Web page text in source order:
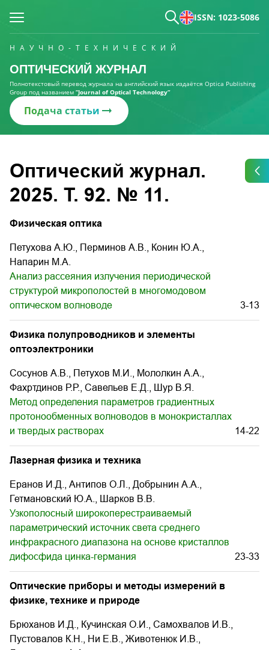
ISSN: 1023-5086
НАУЧНО-ТЕХНИЧЕСКИЙ
ОПТИЧЕСКИЙ ЖУРНАЛ
Полнотекстовый перевод журнала на английский язык издаётся Optica Publishing
Group под названием “Journal of Optical Technology“
Подача статьи
Оптический журнал.
2025. Т. 92. № 11.
Физическая оптика
Петухова А.Ю., Перминов А.В., Конин Ю.А.,
Напарин М.А.
Анализ рассеяния излучения периодической
структурой микрополостей в многомодовом
оптическом волноводе
3-13
Физика полупроводников и элементы
оптоэлектроники
Сосунов А.В., Петухов М.И., Мололкин А.А.,
Фахртдинов Р.Р., Савельев Е.Д., Шур В.Я.
Метод определения параметров градиентных
протонообменных волноводов в монокристаллах
и твердых растворах
14-22
Лазерная физика и техника
Еранов И.Д., Антипов О.Л., Добрынин А.А.,
Гетмановский Ю.А., Шарков В.В.
Узкополосный широкоперестраиваемый
параметрический источник света среднего
инфракрасного диапазона на основе кристаллов
дифосфида цинка-германия
23-33
Оптические приборы и методы измерений в
физике, технике и природе
Брюханов И.Д., Кучинская О.И., Самохвалов И.В.,
Пустовалов К.Н., Ни Е.В., Животенюк И.В.,